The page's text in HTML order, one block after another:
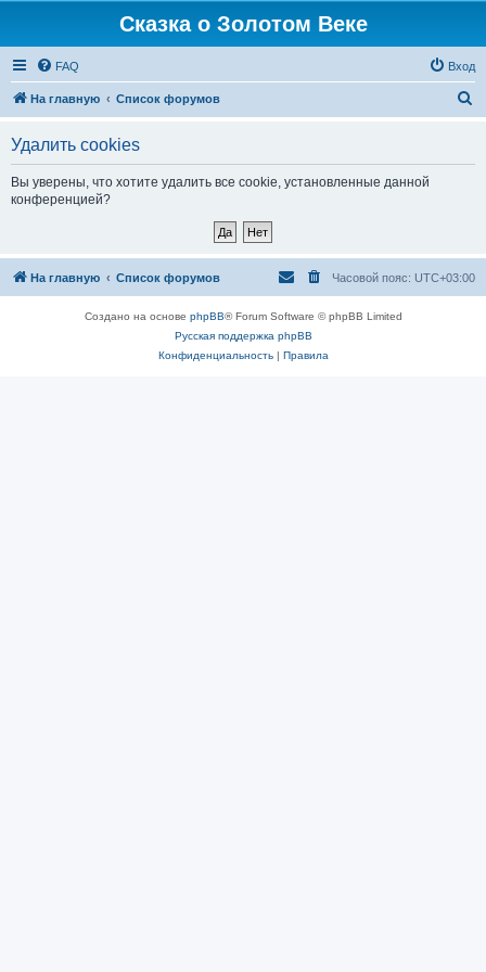
Сказка о Золотом Веке
FAQ Вход
На главную Список форумов
Удалить cookies
Вы уверены, что хотите удалить все cookie, установленные данной
конференцией?
На главную Список форумов Часовой пояс: UTC+03:00
Создано на основе phpBB® Forum Software © phpBB Limited
Русская поддержка phpBB
Конфиденциальность| Правила